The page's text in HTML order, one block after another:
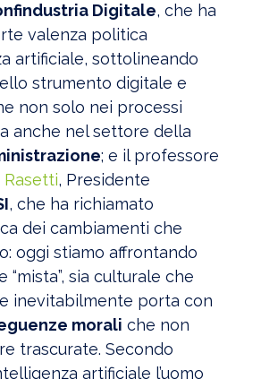
Digitale, che ha
valenza politica
artificiale, sottolineando
strumento digitale e
non solo nei processi
anche nel settore della
; e il professore
Rasetti, Presidente
, che ha richiamato
dei cambiamenti che
oggi stiamo affrontando
“mista”, sia culturale che
inevitabilmente porta con
morali che non
trascurate. Secondo
artificiale l’uomo